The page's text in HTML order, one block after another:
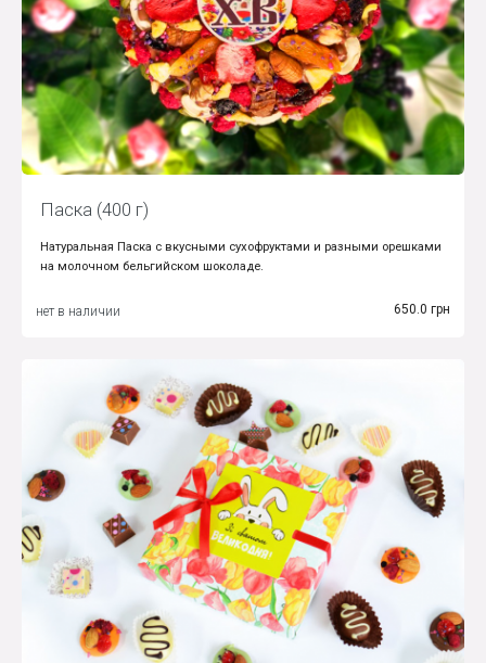
Паска (400 г)
Натуральная Паска с вкусными сухофруктами и разными орешками
на молочном бельгийском шоколаде.
нет в наличии 650.0 грн